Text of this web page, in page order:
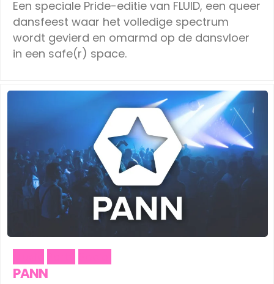
Een speciale Pride-editie van FLUID, een queer
dansfeest waar het volledige spectrum
wordt gevierd en omarmd op de dansvloer
in een safe(r) space.
PANN